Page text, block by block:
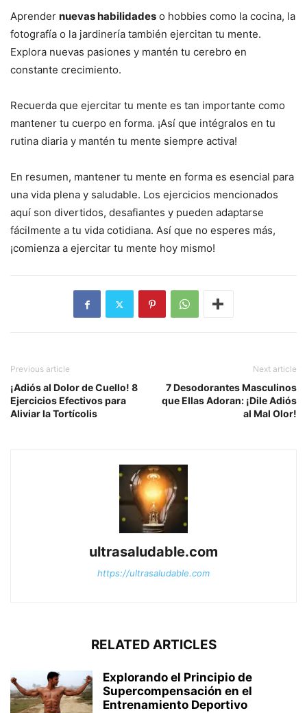
Aprender nuevas habilidades o hobbies como la cocina, la
fotografía o la jardinería también ejercitan tu mente.
Explora nuevas pasiones y mantén tu cerebro en
constante crecimiento.
Recuerda que ejercitar tu mente es tan importante como
mantener tu cuerpo en forma. ¡Así que intégralos en tu
rutina diaria y mantén tu mente siempre activa!
En resumen, mantener tu mente en forma es esencial para
una vida plena y saludable. Los ejercicios mencionados
aquí son divertidos, desafiantes y pueden adaptarse
fácilmente a tu vida cotidiana. Así que no esperes más,
¡comienza a ejercitar tu mente hoy mismo!
Previous article
¡Adiós al Dolor de Cuello! 8
Ejercicios Efectivos para
Aliviar la Tortícolis
Next article
7 Desodorantes Masculinos
que Ellas Adoran: ¡Dile Adiós
al Mal Olor!
ultrasaludable.com
https://ultrasaludable.com
RELATED ARTICLES
Explorando el Principio de
Supercompensación en el
Entrenamiento Deportivo